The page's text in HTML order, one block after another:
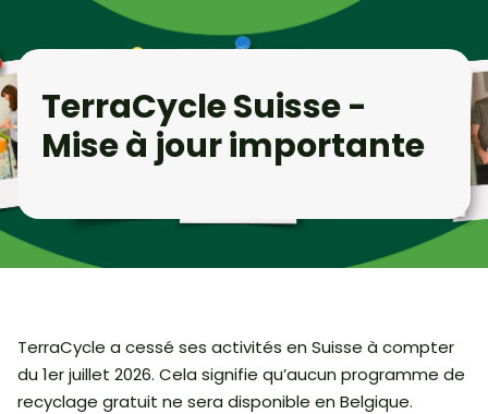
TerraCycle Suisse -
Mise à jour importante
TerraCycle a cessé ses activités en Suisse à compter
du 1er juillet 2026. Cela signifie qu’aucun programme de
recyclage gratuit ne sera disponible en Belgique.